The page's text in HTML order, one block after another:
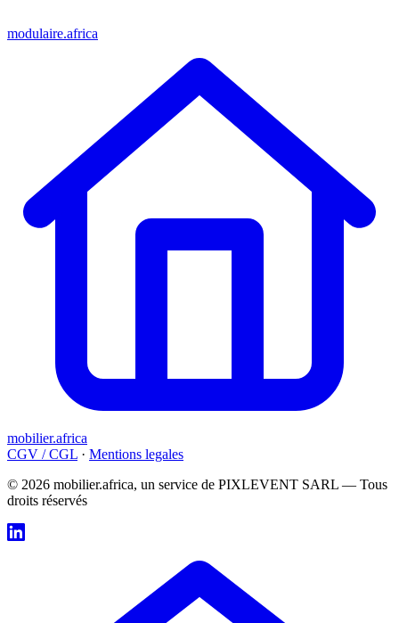
modulaire.africa
mobilier.africa
CGV / CGL · Mentions legales
© 2026 mobilier.africa, un service de PIXLEVENT SARL — Tous
droits réservés